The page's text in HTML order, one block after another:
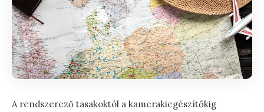
A rendszerező tasakoktól a kamerakiegészítőkig